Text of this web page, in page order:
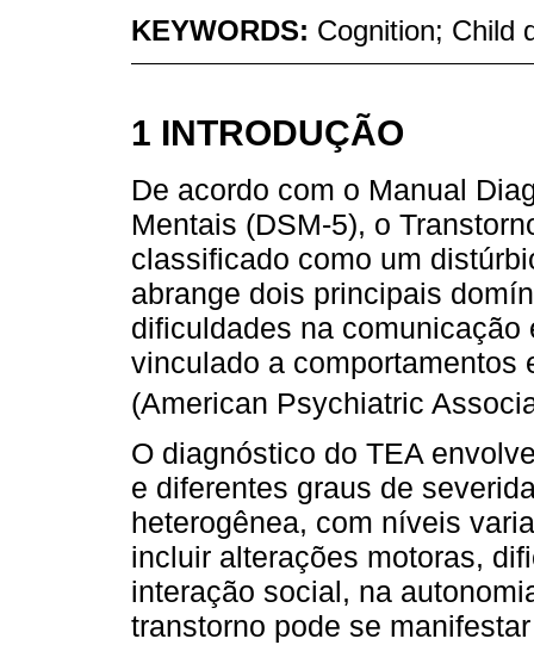
KEYWORDS: Cognition; Child
1 INTRODUÇÃO
De acordo com o Manual
Mentais (DSM-5), o
classificado como um
abrange dois principais
dificuldades na
vinculado a comportamentos
(American Psychiatric
O diagnóstico do TEA
e diferentes graus de
heterogênea, com níveis
incluir alterações motoras,
interação social, na
transtorno pode se